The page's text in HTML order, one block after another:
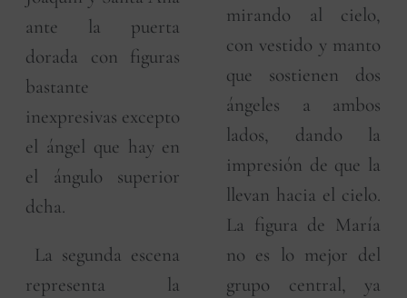
ante la puerta
dorada con figuras
bastante
inexpresivas excepto
el ángel que hay en
el ángulo superior
dcha.
La segunda escena
representa la
mirando al cielo,
con vestido y manto
que sostienen dos
ángeles a ambos
lados, dando la
impresión de que la
llevan hacia el cielo.
La figura de María
no es lo mejor del
grupo central, ya